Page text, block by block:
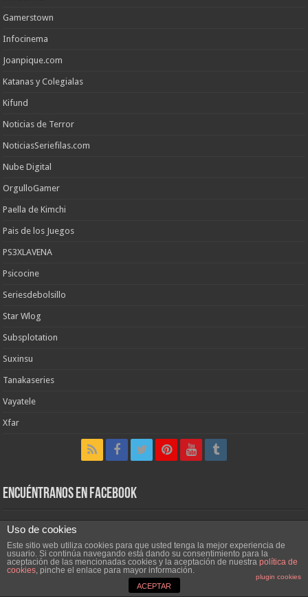
Gamerstown
Infocinema
Joanpique.com
Katanas y Colegialas
Kifund
Noticias de Terror
NoticiasSeriefilas.com
Nube Digital
OrgulloGamer
Paella de Kimchi
Pais de los Juegos
PS3XLAVENA
Psicocine
Seriesdebolsillo
Star Wlog
Subsplotation
Suxinsu
Tanakaseries
Vayatele
Xfar
Encuéntranos en Facebook
Uso de cookies
Este sitio web utiliza cookies para que usted tenga la mejor experiencia de
usuario. Si continúa navegando está dando su consentimiento para la
aceptación de las mencionadas cookies y la aceptación de nuestra política de
cookies, pinche el enlace para mayor información.
plugin cookies
ACEPTAR